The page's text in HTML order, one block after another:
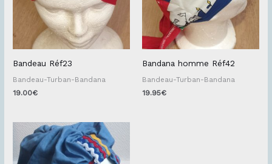
Bandeau Réf23
Bandeau-Turban-Bandana
19.00€
Bandana homme Réf42
Bandeau-Turban-Bandana
19.95€